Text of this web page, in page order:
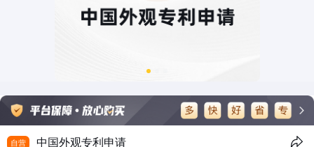
自营 中国外观专利申请